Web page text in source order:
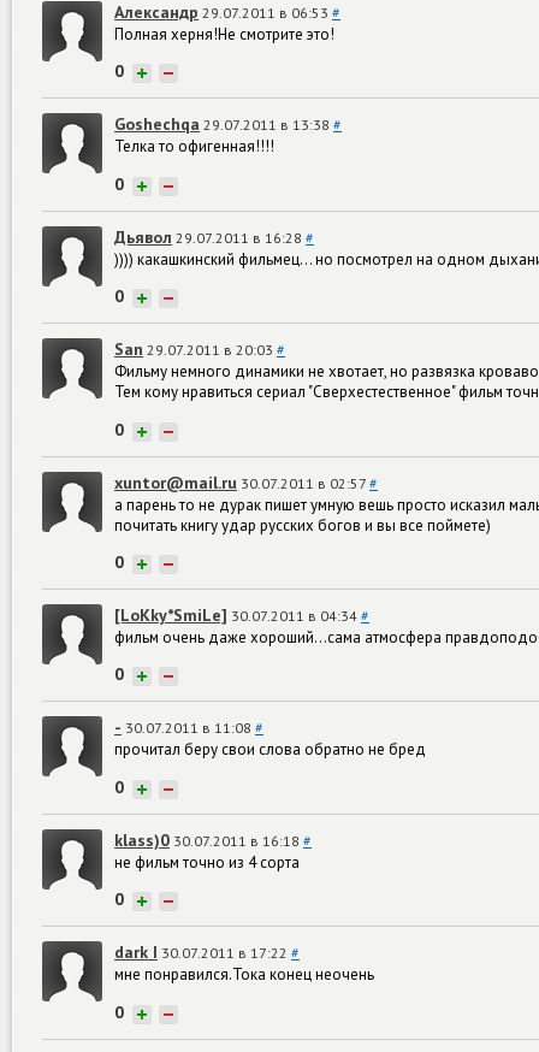
Александр 29.07.2011 в 06:53 #
Полная херня!Не смотрите это!
0 + −
Goshechqa 29.07.2011 в 13:38 #
Телка то офигенная!!!!
0 + −
Дьявол 29.07.2011 в 16:28 #
)))) какашкинский фильмец... но посмотрел на одном
0 + −
San 29.07.2011 в 20:03 #
Фильму немного динамики не хвотает, но развязка
Тем кому нравиться сериал "Сверхестественное" фильм
0 + −
xuntor@mail.ru 30.07.2011 в 02:57 #
а парень то не дурак пишет умную вешь просто исказил
почитать книгу удар русских богов и вы все поймете)
0 + −
[LoKky*SmiLe] 30.07.2011 в 04:34 #
фильм очень даже хороший...сама атмосфера
0 + −
- 30.07.2011 в 11:08 #
прочитал беру свои слова обратно не бред
0 + −
klass)0 30.07.2011 в 16:18 #
не фильм точно из 4 сорта
0 + −
dark I 30.07.2011 в 17:22 #
мне понравился.Тока конец неочень
0 + −